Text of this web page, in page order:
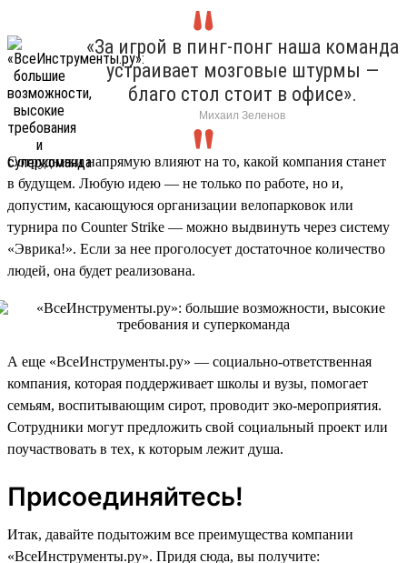
«За игрой в пинг-понг наша команда
устраивает мозговые штурмы —
благо стол стоит в офисе».
Михаил Зеленов
Сотрудники напрямую влияют на то, какой компания станет
в будущем. Любую идею — не только по работе, но и,
допустим, касающуюся организации велопарковок или
турнира по Counter Strike — можно выдвинуть через систему
«Эврика!». Если за нее проголосует достаточное количество
людей, она будет реализована.
А еще «ВсеИнструменты.ру» — социально-ответственная
компания, которая поддерживает школы и вузы, помогает
семьям, воспитывающим сирот, проводит эко-мероприятия.
Сотрудники могут предложить свой социальный проект или
поучаствовать в тех, к которым лежит душа.
Присоединяйтесь!
Итак, давайте подытожим все преимущества компании
«ВсеИнструменты.ру». Придя сюда, вы получите: